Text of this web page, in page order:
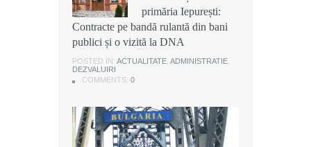
primăria Iepurești:
Contracte pe bandă rulantă din bani
publici și o vizită la DNA
POSTED IN: ACTUALITATE ADMINISTRATIE
DEZVALUIRI
COMMENTS: 0
primăria Iepurești:
Contracte pe bandă rulantă din bani
publici și o vizită la DNA
POSTED IN: ACTUALITATE ADMINISTRATIE
DEZVALUIRI
COMMENTS: 0
primăria Iepurești:
Contracte pe bandă rulantă din bani
publici și o vizită la DNA
POSTED IN: ACTUALITATE ADMINISTRATIE
DEZVALUIRI
COMMENTS: 0